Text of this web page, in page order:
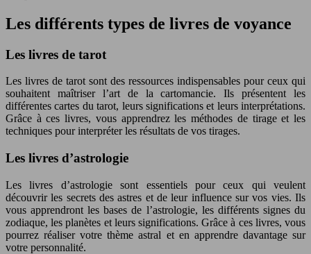
Les différents types de livres de voyance
Les livres de tarot
Les livres de tarot sont des ressources indispensables pour ceux qui
souhaitent maîtriser l’art de la cartomancie. Ils présentent les
différentes cartes du tarot, leurs significations et leurs interprétations.
Grâce à ces livres, vous apprendrez les méthodes de tirage et les
techniques pour interpréter les résultats de vos tirages.
Les livres d’astrologie
Les livres d’astrologie sont essentiels pour ceux qui veulent
découvrir les secrets des astres et de leur influence sur vos vies. Ils
vous apprendront les bases de l’astrologie, les différents signes du
zodiaque, les planètes et leurs significations. Grâce à ces livres, vous
pourrez réaliser votre thème astral et en apprendre davantage sur
votre personnalité.